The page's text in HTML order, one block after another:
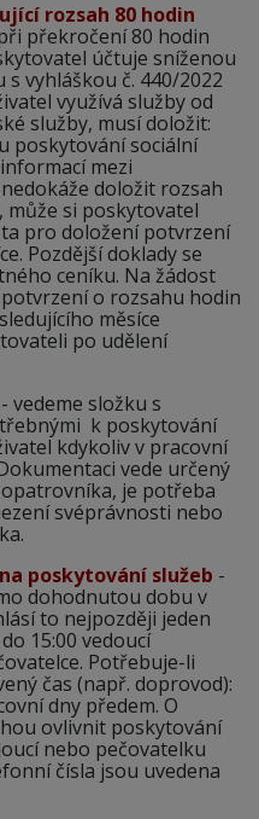
rozsah 80 hodin
překročení 80 hodin
účtuje sníženou
vyhláškou č. 440/2022
využívá služby od
služby, musí doložit:
poskytování sociální
mezi
doložit rozsah
si poskytovatel
pro doložení potvrzení
Pozdější doklady se
ceníku. Na žádost
o rozsahu hodin
měsíce
po udělení
- vedeme složku s
k poskytování
kdykoliv v pracovní
vede určený
je potřeba
svéprávnosti nebo
poskytování služeb -
dohodnutou dobu v
to nejpozději jeden
vedoucí
Potřebuje-li
čas (např. doprovod):
dny předem. O
ovlivnit poskytování
nebo pečovatelku
čísla jsou uvedena